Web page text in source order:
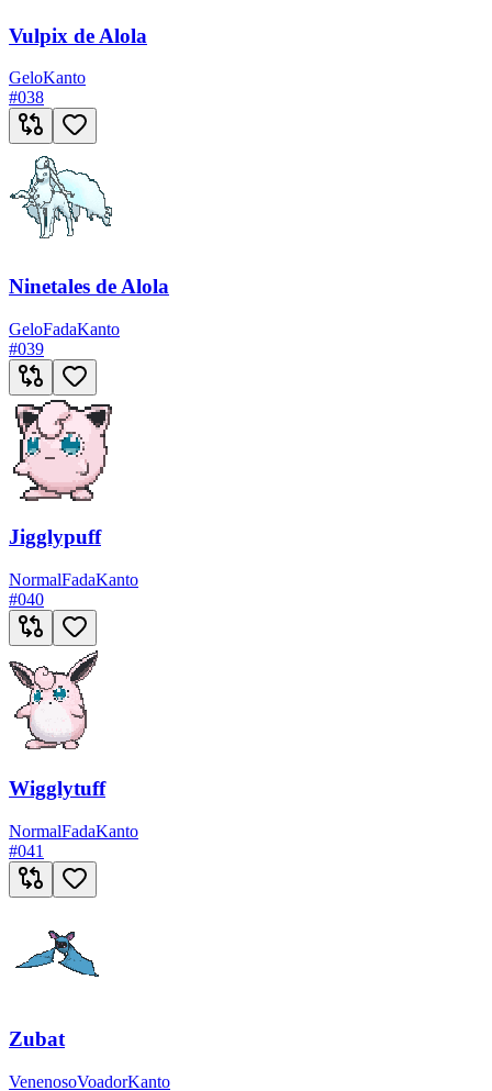
Vulpix de Alola
GeloKanto
#038
Ninetales de Alola
GeloFadaKanto
#039
Jigglypuff
NormalFadaKanto
#040
Wigglytuff
NormalFadaKanto
#041
Zubat
VenenosoVoadorKanto